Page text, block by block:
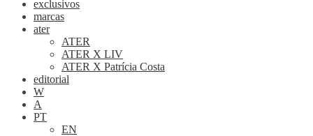
exclusivos
marcas
ater
ATER
ATER X LIV
ATER X Patrícia Costa
editorial
W
A
PT
EN